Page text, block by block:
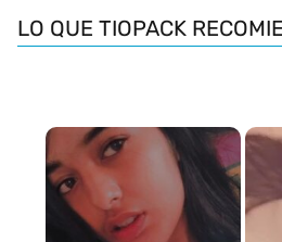
LO QUE TIOPACK